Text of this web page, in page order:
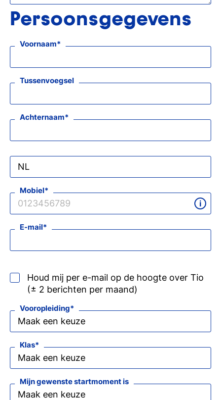
Persoonsgegevens
Voornaam
Tussenvoegsel
Achternaam
Mobiel
E-mail
Houd mij per e-mail op de hoogte over Tio
(± 2 berichten per maand)
Vooropleiding
Klas
Mijn gewenste startmoment is